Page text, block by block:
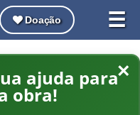
☰
Doação
×
ajuda para
obra!